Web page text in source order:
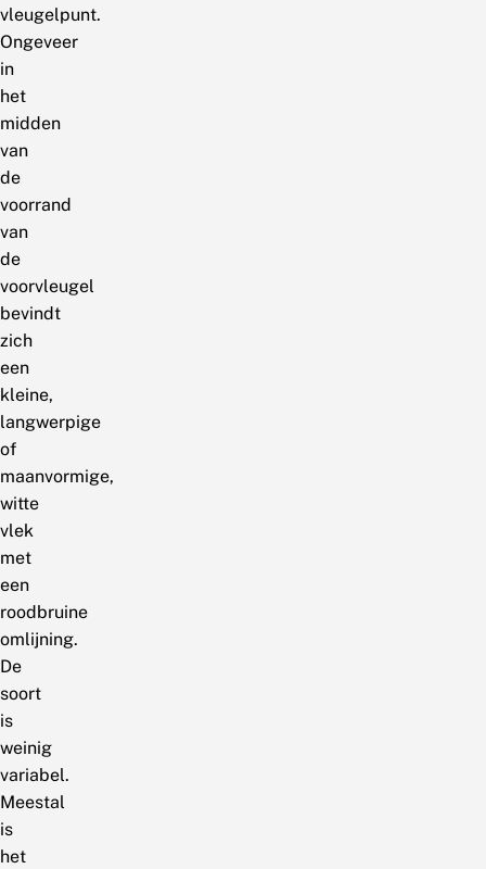
vleugelpunt.
Ongeveer
in
het
midden
van
de
voorrand
van
de
voorvleugel
bevindt
zich
een
kleine,
langwerpige
of
maanvormige,
witte
vlek
met
een
roodbruine
omlijning.
De
soort
is
weinig
variabel.
Meestal
is
het